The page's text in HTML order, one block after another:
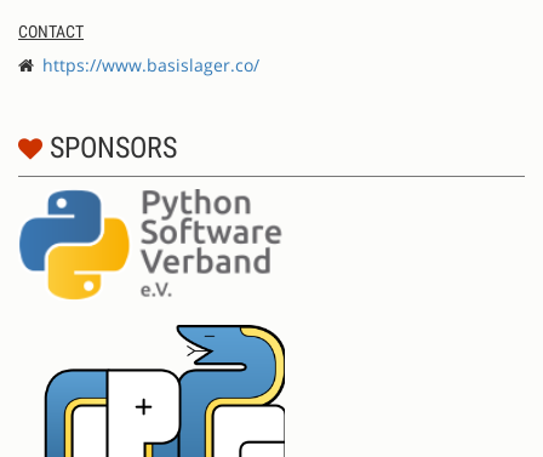
CONTACT
https://www.basislager.co/
SPONSORS